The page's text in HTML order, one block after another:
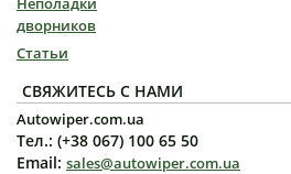
дворников
Статьи
СВЯЖИТЕСЬ С НАМИ
Autowiper.com.ua
Тел.: (+38 067) 100 65 50
Email: sales@autowiper.com.ua